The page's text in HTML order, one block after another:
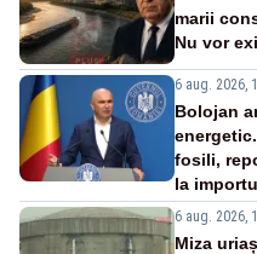
marii
Nu vor
6 aug. 2026,
Bolojan
fosili,
la
6 aug. 2026,
Miza